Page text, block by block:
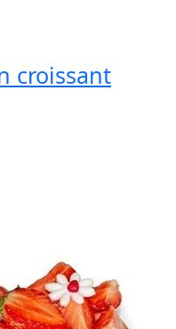
croissant